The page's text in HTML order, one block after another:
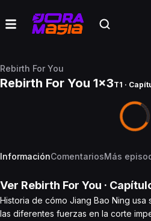
Rebirth For You
Rebirth For You 1x3T1 ·
InformaciónComentariosMás
Ver Rebirth For You ·
Historia de cómo Jiang Bao Ning
las diferentes fuerzas en la corte